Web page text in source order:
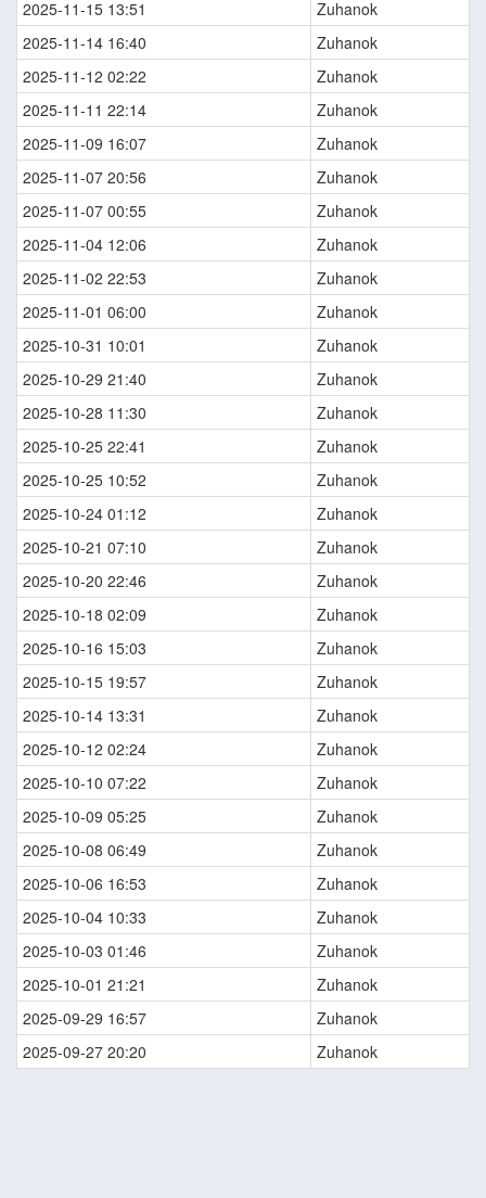
2025-11-15 13:51
Zuhanok
2025-11-14 16:40
Zuhanok
2025-11-12 02:22
Zuhanok
2025-11-11 22:14
Zuhanok
2025-11-09 16:07
Zuhanok
2025-11-07 20:56
Zuhanok
2025-11-07 00:55
Zuhanok
2025-11-04 12:06
Zuhanok
2025-11-02 22:53
Zuhanok
2025-11-01 06:00
Zuhanok
2025-10-31 10:01
Zuhanok
2025-10-29 21:40
Zuhanok
2025-10-28 11:30
Zuhanok
2025-10-25 22:41
Zuhanok
2025-10-25 10:52
Zuhanok
2025-10-24 01:12
Zuhanok
2025-10-21 07:10
Zuhanok
2025-10-20 22:46
Zuhanok
2025-10-18 02:09
Zuhanok
2025-10-16 15:03
Zuhanok
2025-10-15 19:57
Zuhanok
2025-10-14 13:31
Zuhanok
2025-10-12 02:24
Zuhanok
2025-10-10 07:22
Zuhanok
2025-10-09 05:25
Zuhanok
2025-10-08 06:49
Zuhanok
2025-10-06 16:53
Zuhanok
2025-10-04 10:33
Zuhanok
2025-10-03 01:46
Zuhanok
2025-10-01 21:21
Zuhanok
2025-09-29 16:57
Zuhanok
2025-09-27 20:20
Zuhanok